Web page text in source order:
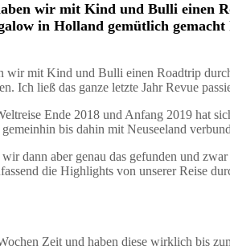
wir mit Kind und Bulli einen
in Holland gemütlich
wir mit Kind und Bulli einen Roadtrip
Ich ließ das ganze letzte Jahr Revue
Ende 2018 und Anfang 2019 hat
bis dahin mit Neuseeland
dann aber genau das gefunden und
die Highlights von unserer Reise
Zeit und haben diese wirklich bis